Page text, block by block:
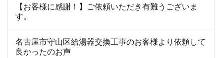
【お客様に感謝！】ご依頼いただき有難うございま
す。
名古屋市守山区給湯器交換工事のお客様より依頼して
良かったのお声